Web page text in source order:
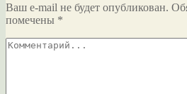
Ваш e-mail не будет опубликован.
помечены *